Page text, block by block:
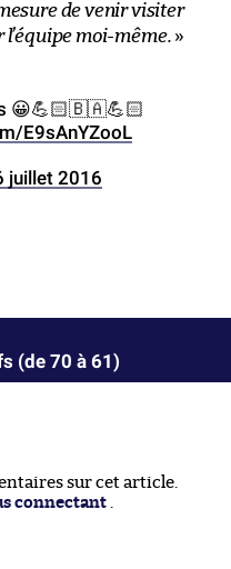
de venir visiter
l’équipe moi-même. »
😀💪🏻🇧🇦💪🏻
E9sAnYZooL
juillet 2016
(de 70 à 61)
sur cet article.
connectant .